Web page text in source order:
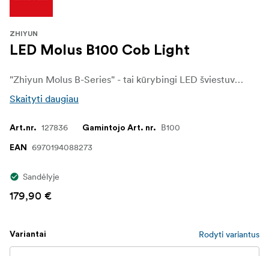
ZHIYUN
LED Molus B100 Cob Light
"Zhiyun Molus B-Series" - tai kūrybingi LED šviestuvai, skirti visų lygių turinio kūrėjams. Šioje serijoje, derinančioje išskirtinį našumą ir prieinamą kainą, siūlomi įvairūs kompaktiški LED modeliai, kurių išvesties lygis atitinka įvairius poreikius.
Skaityti daugiau
Art.nr. 127836 Gamintojo Art. nr. B100
EAN 6970194088273
Sandėlyje
179,90 €
Variantai Rodyti variantus